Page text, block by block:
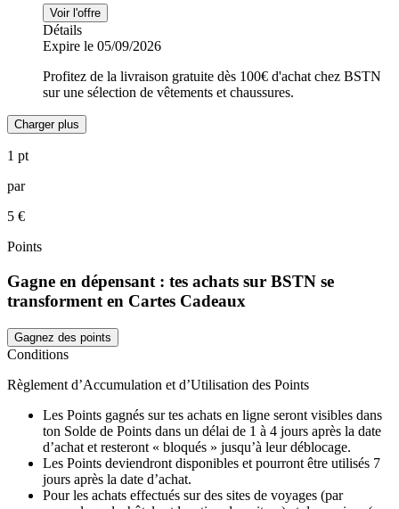
Voir l'offre
Détails
Expire le 05/09/2026
Profitez de la livraison gratuite dès 100€ d'achat chez BSTN
sur une sélection de vêtements et chaussures.
Charger plus
1 pt
par
5 €
Points
Gagne en dépensant : tes achats sur BSTN se
transforment en Cartes Cadeaux
Gagnez des points
Conditions
Règlement d’Accumulation et d’Utilisation des Points
Les Points gagnés sur tes achats en ligne seront visibles dans
ton Solde de Points dans un délai de 1 à 4 jours après la date
d’achat et resteront « bloqués » jusqu’à leur déblocage.
Les Points deviendront disponibles et pourront être utilisés 7
jours après la date d’achat.
Pour les achats effectués sur des sites de voyages (par